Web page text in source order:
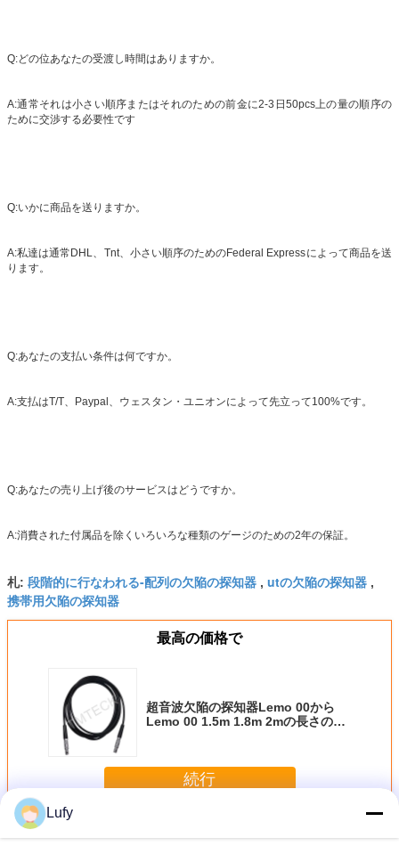
Q:どの位あなたの受渡し時間はありますか。
A:通常それは小さい順序またはそれのための前金に2-3日50pcs上の量の順序の
ために交渉する必要性です
Q:いかに商品を送りますか。
A:私達は通常DHL、Tnt、小さい順序のためのFederal Expressによって商品を送
ります。
Q:あなたの支払い条件は何ですか。
A:支払はT/T、Paypal、ウェスタン・ユニオンによって先立って100%です。
Q:あなたの売り上げ後のサービスはどうですか。
A:消費された付属品を除くいろいろな種類のゲージのための2年の保証。
札: 段階的に行なわれる-配列の欠陥の探知器 , utの欠陥の探知器 ,
携帯用欠陥の探知器
最高の価格で
超音波欠陥の探知器Lemo 00から
Lemo 00 1.5m 1.8m 2mの長さのた
続行
多く超音波トランスデューサー ケーブル
Lufy